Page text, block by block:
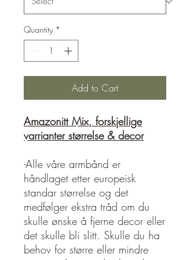
Quantity *
Add to Cart
Amazonitt Mix, forskjellige
varrianter størrelse & decor
-Alle våre armbånd er
håndlaget etter europeisk
standar størrelse og det
medfølger ekstra tråd om du
skulle ønske å fjerne decor eller
det skulle bli slitt. Skulle du ha
behov for større eller mindre